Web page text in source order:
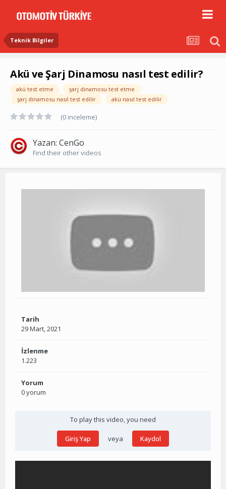
Teknik Bilgiler
Akü ve Şarj Dinamosu nasıl test edilir?
akü test etme
şarj dinamosu test etme
şarj dinamosu nasıl test edilir
akü nasıl test edilir
(0 inceleme)
Yazan: CenGo
Find their other videos
Tarih
29 Mart, 2021
İzlenme
1.223
Yorum
0 yorum
To play this video, you need
Giriş Yap veya Kaydol